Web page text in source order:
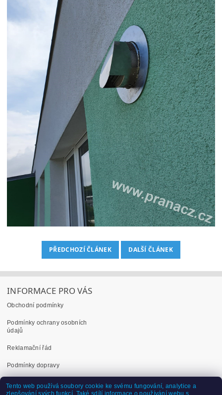
PŘEDCHOZÍ ČLÁNEK DALŠÍ ČLÁNEK
INFORMACE PRO VÁS
Obchodní podmínky
Podmínky ochrany osobních
údajů
Reklamační řád
Podmínky dopravy
Dokumenty ke stažení
Tento web používá soubory cookie ke svému fungování, analytice a